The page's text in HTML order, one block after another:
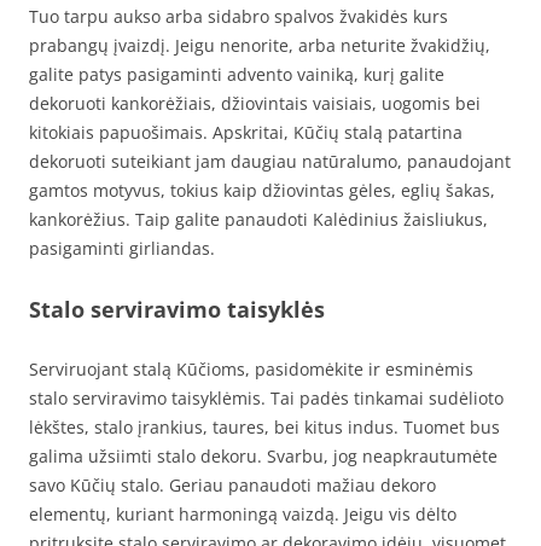
Tuo tarpu aukso arba sidabro spalvos žvakidės kurs
prabangų įvaizdį. Jeigu nenorite, arba neturite žvakidžių,
galite patys pasigaminti advento vainiką, kurį galite
dekoruoti kankorėžiais, džiovintais vaisiais, uogomis bei
kitokiais papuošimais. Apskritai, Kūčių stalą patartina
dekoruoti suteikiant jam daugiau natūralumo, panaudojant
gamtos motyvus, tokius kaip džiovintas gėles, eglių šakas,
kankorėžius. Taip galite panaudoti Kalėdinius žaisliukus,
pasigaminti girliandas.
Stalo serviravimo taisyklės
Serviruojant stalą Kūčioms, pasidomėkite ir esminėmis
stalo serviravimo taisyklėmis. Tai padės tinkamai sudėlioto
lėkštes, stalo įrankius, taures, bei kitus indus. Tuomet bus
galima užsiimti stalo dekoru. Svarbu, jog neapkrautumėte
savo Kūčių stalo. Geriau panaudoti mažiau dekoro
elementų, kuriant harmoningą vaizdą. Jeigu vis dėlto